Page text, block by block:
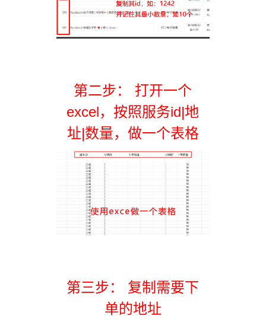
第二步： 打开一个
excel，按照服务id|地
址|数量，做一个表格
第三步： 复制需要下
单的地址